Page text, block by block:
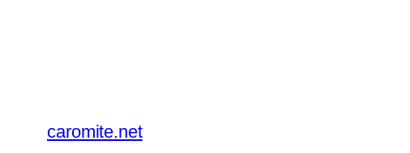
caromite.net